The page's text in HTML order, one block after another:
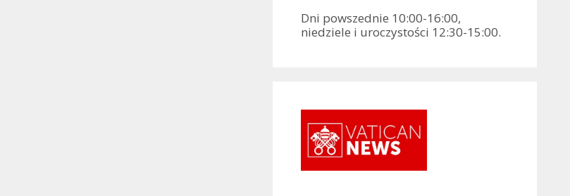
Dni powszednie 10:00-16:00,
niedziele i uroczystości 12:30-15:00.